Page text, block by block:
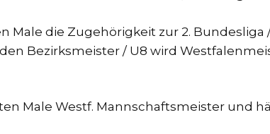
Male die Zugehörigkeit zur 2.
Bezirksmeister / U8 wird
Male Westf. Mannschaftsmeister und